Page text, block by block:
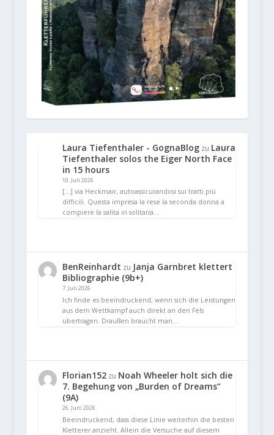
Laura Tiefenthaler - GognaBlogzu Laura
Tiefenthaler solos the Eiger North Face
in 15 hours
10. Juli 2026
[…] via Heckmair, autoassicurandosi sui tratti più
difficili. Questa impresa la rese la seconda donna a
compiere la salita in solitaria…
BenReinhardt zu Janja Garnbret klettert
Bibliographie (9b+)
7. Juli 2026
Ich finde es beeindruckend, wenn sich die Leistungen
aus dem Wettkampf auch direkt an den Fels
übertragen. Draußen braucht man…
Florian152zu Noah Wheeler holt sich die
7. Begehung von „Burden of Dreams“
(9A)
26. Juni 2026
Beeindruckend, dass diese Linie weiterhin die besten
Kletterer anzieht. Allein die Versuche auf diesem